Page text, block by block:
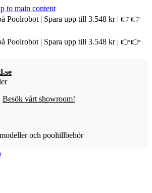
to main content
Poolrobot | Spara upp till 3.548 kr | 👉👉
Poolrobot | Spara upp till 3.548 kr | 👉👉
Besök vårt showroom!
och pooltillbehör